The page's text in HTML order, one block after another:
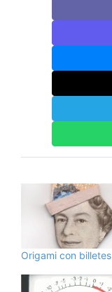
Origami con billetes